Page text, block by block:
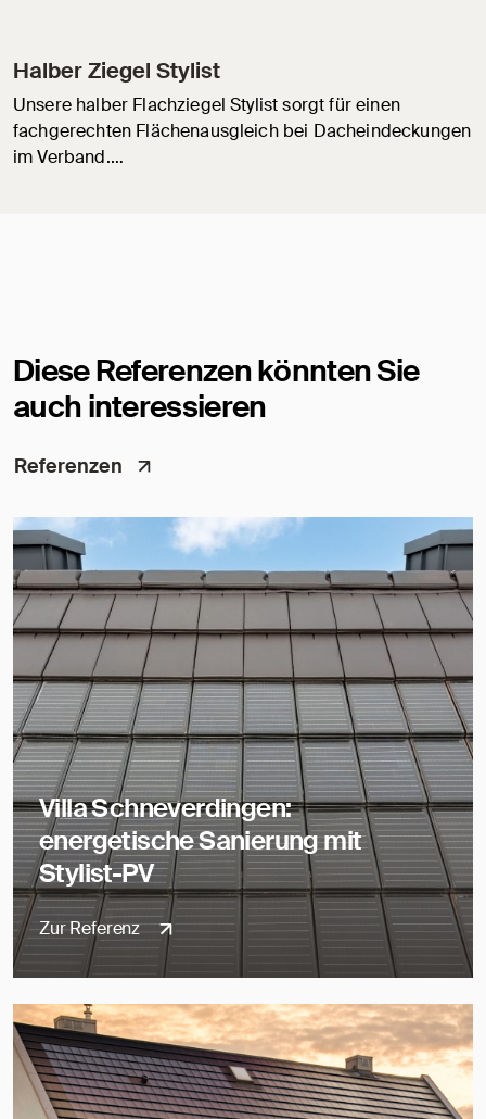
Halber Ziegel Stylist
Unsere halber Flachziegel Stylist sorgt für einen
fachgerechten Flächenausgleich bei Dacheindeckungen
im Verband.…
Diese Referenzen könnten Sie
auch interessieren
Referenzen
Villa Schneverdingen:
energetische Sanierung mit
Stylist-PV
Zur Referenz